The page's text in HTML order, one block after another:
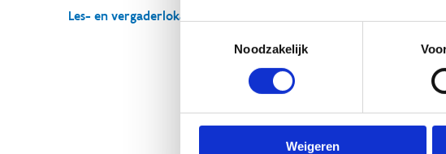
Noodzakelijk
Weigeren
Les- en vergaderlokalen